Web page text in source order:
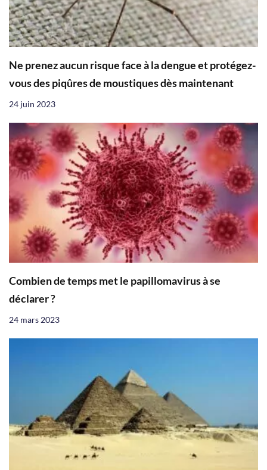
Ne prenez aucun risque face à la dengue et protégez-
vous des piqûres de moustiques dès maintenant
24 juin 2023
Combien de temps met le papillomavirus à se
déclarer ?
24 mars 2023